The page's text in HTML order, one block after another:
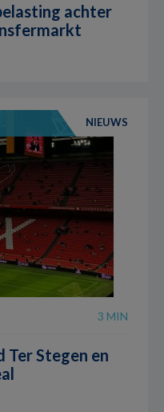
achter
NIEUWS
3 MIN
Ter Stegen en